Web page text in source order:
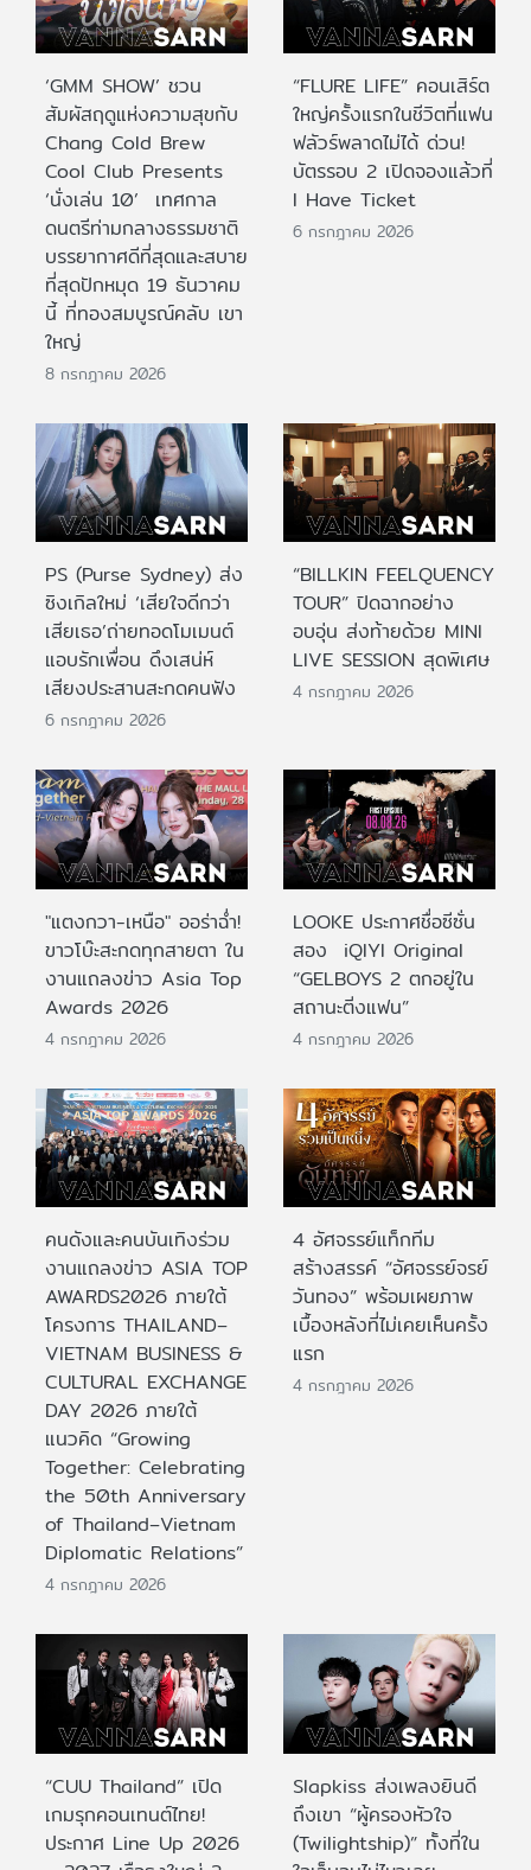
‘GMM SHOW’ ชวน
สัมผัสฤดูแห่งความสุขกับ
Chang Cold Brew
Cool Club Presents
‘นั่งเล่น 10’ เทศกาล
ดนตรีท่ามกลางธรรมชาติ
บรรยากาศดีที่สุดและสบาย
ที่สุดปักหมุด 19 ธันวาคม
นี้ ที่ทองสมบูรณ์คลับ เขา
ใหญ่
8 กรกฎาคม 2026
“FLURE LIFE” คอนเสิร์ต
ใหญ่ครั้งแรกในชีวิตที่แฟน
ฟลัวร์พลาดไม่ได้ ด่วน!
บัตรรอบ 2 เปิดจองแล้วที่
I Have Ticket
6 กรกฎาคม 2026
PS (Purse Sydney) ส่ง
ซิงเกิลใหม่ ‘เสียใจดีกว่า
เสียเธอ’ถ่ายทอดโมเมนต์
แอบรักเพื่อน ดึงเสน่ห์
เสียงประสานสะกดคนฟัง
6 กรกฎาคม 2026
“BILLKIN FEELQUENCY
TOUR” ปิดฉากอย่าง
อบอุ่น ส่งท้ายด้วย MINI
LIVE SESSION สุดพิเศษ
4 กรกฎาคม 2026
"แตงกวา-เหนือ" ออร่าฉ่ำ!
ขาวโบ๊ะสะกดทุกสายตา ใน
งานแถลงข่าว Asia Top
Awards 2026
4 กรกฎาคม 2026
LOOKE ประกาศชื่อซีซั่น
สอง iQIYI Original
“GELBOYS 2 ตกอยู่ใน
สถานะติ่งแฟน”
4 กรกฎาคม 2026
คนดังและคนบันเทิงร่วม
งานแถลงข่าว ASIA TOP
AWARDS2026 ภายใต้
โครงการ THAILAND–
VIETNAM BUSINESS &
CULTURAL EXCHANGE
DAY 2026 ภายใต้
แนวคิด “Growing
Together: Celebrating
the 50th Anniversary
of Thailand–Vietnam
Diplomatic Relations”
4 กรกฎาคม 2026
4 อัศจรรย์แท็กทีม
สร้างสรรค์ “อัศจรรย์จรย์
วันทอง” พร้อมเผยภาพ
เบื้องหลังที่ไม่เคยเห็นครั้ง
แรก
4 กรกฎาคม 2026
“CUU Thailand” เปิด
เกมรุกคอนเทนต์ไทย!
ประกาศ Line Up 2026
Slapkiss ส่งเพลงยินดี
ถึงเขา “ผู้ครองหัวใจ
(Twilightship)” ทั้งที่ใน